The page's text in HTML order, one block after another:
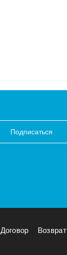
Подписаться
Договор Возврат